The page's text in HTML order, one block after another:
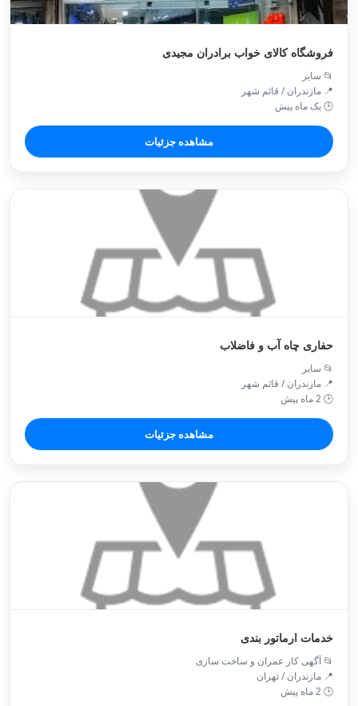
فروشگاه کالای خواب برادران مجیدی
📂 سایر
📍 مازندران / قائم شهر
🕒 یک ماه پیش
مشاهده جزئیات
حفاری چاه آب و فاضلاب
📂 سایر
📍 مازندران / قائم شهر
🕒 2 ماه پیش
مشاهده جزئیات
خدمات ارماتور بندی
📂 آگهی کار عمران و ساخت سازی
📍 مازندران / تهران
🕒 2 ماه پیش